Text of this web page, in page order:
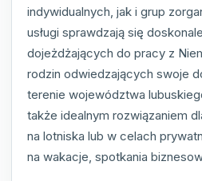
indywidualnych, jak i grup
usługi sprawdzają się
dojeżdżających do pracy z
rodzin odwiedzających swoje
terenie województwa
także idealnym rozwiązaniem
na lotniska lub w celach
na wakacje, spotkania